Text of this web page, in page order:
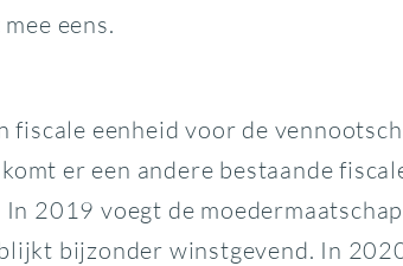
eens.
eenheid voor de
er een andere bestaande
2019 voegt de
bijzonder winstgevend. In